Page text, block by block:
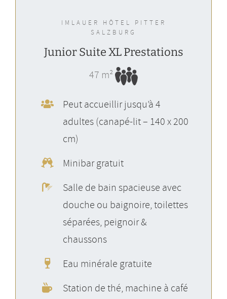
IMLAUER HÔTEL PITTER
SALZBURG
Junior Suite XL Prestations
47 m²
Peut accueillir jusqu’à 4
adultes (canapé-lit – 140 x 200
cm)
Minibar gratuit
Salle de bain spacieuse avec
douche ou baignoire, toilettes
séparées, peignoir &
chaussons
Eau minérale gratuite
Station de thé, machine à café